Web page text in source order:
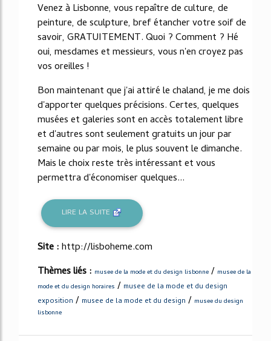
Venez à Lisbonne, vous repaître de culture, de
peinture, de sculpture, bref étancher votre soif de
savoir, GRATUITEMENT. Quoi ? Comment ? Hé
oui, mesdames et messieurs, vous n'en croyez pas
vos oreilles !
Bon maintenant que j'ai attiré le chaland, je me dois
d'apporter quelques précisions. Certes, quelques
musées et galeries sont en accès totalement libre
et d'autres sont seulement gratuits un jour par
semaine ou par mois, le plus souvent le dimanche.
Mais le choix reste très intéressant et vous
permettra d'économiser quelques...
LIRE LA SUITE
Site :http://lisboheme.com
Thèmes liés : musee de la mode et du design lisbonne / musee de la
mode et du design horaires / musee de la mode et du design
exposition / musee de la mode et du design / musee du design
lisbonne